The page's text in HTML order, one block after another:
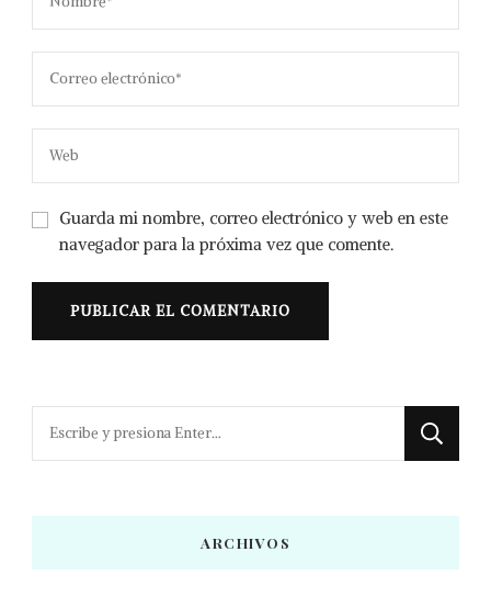
Guarda mi nombre, correo electrónico y web en este
navegador para la próxima vez que comente.
¿Buscas
ARCHIVOS